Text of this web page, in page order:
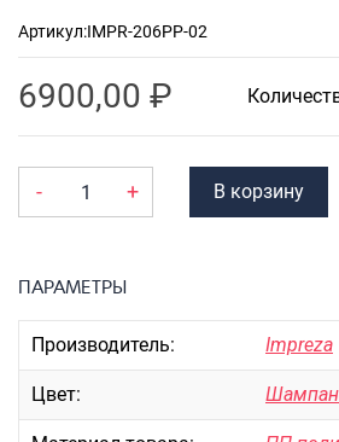
ШОППЕРЫ
Кейсы и
Кейсы
Планшеты
Аксессуары
ЧЕХЛЫ ДЛЯ
Мешки для
Артикул:IMPR-206PP-02
6900,00 ₽
- + В корзину
ПАРАМЕТРЫ
Производитель: Impreza
Цвет: